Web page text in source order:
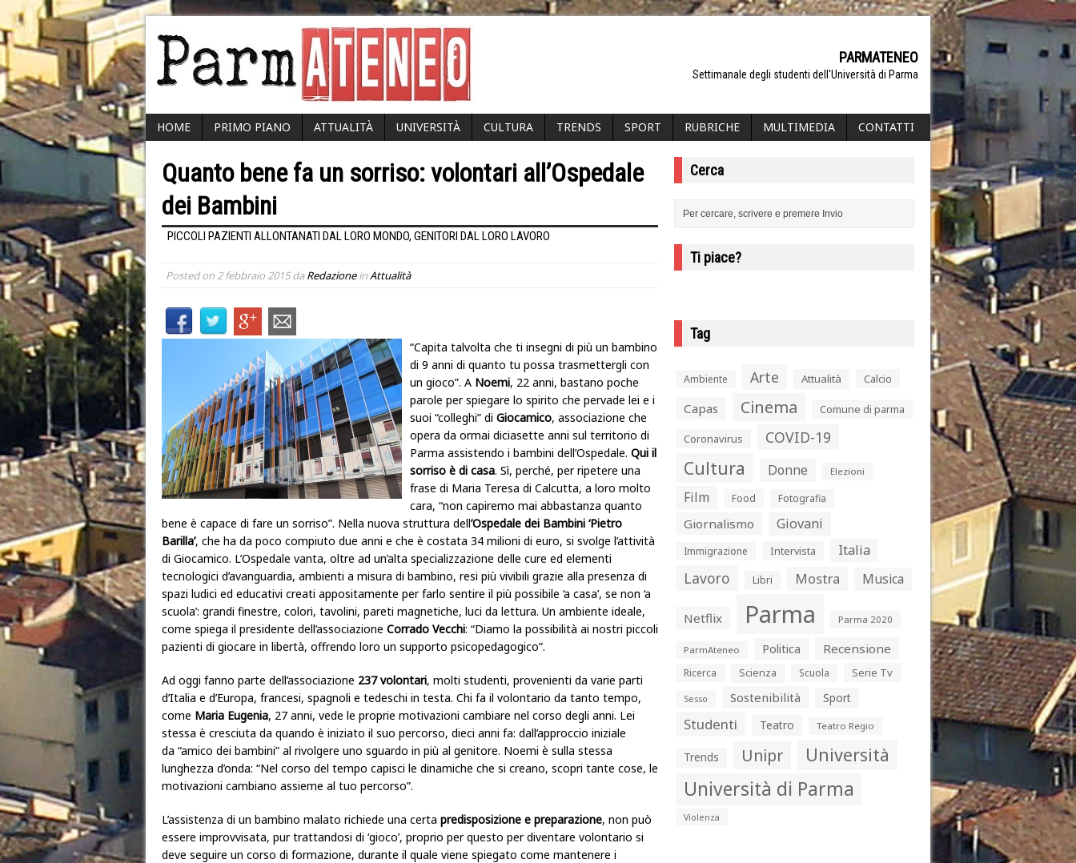
PARMATENEO
Settimanale degli studenti dell'Università di Parma
HOME PRIMO PIANO ATTUALITÀ UNIVERSITÀ CULTURA TRENDS SPORT RUBRICHE MULTIMEDIA CONTATTI
Quanto bene fa un sorriso: volontari all’Ospedale
dei Bambini
PICCOLI PAZIENTI ALLONTANATI DAL LORO MONDO, GENITORI DAL LORO LAVORO
Posted on 2 febbraio 2015daRedazioneinAttualità
“Capita talvolta che ti insegni di più un bambino
di 9 anni di quanto tu possa trasmettergli con
un gioco”. A Noemi, 22 anni, bastano poche
parole per spiegare lo spirito che pervade lei e i
suoi “colleghi” di Giocamico, associazione che
opera da ormai diciasette anni sul territorio di
Parma assistendo i bambini dell’Ospedale. Qui il
sorriso è di casa. Sì, perché, per ripetere una
frase di Maria Teresa di Calcutta, a loro molto
cara, “non capiremo mai abbastanza quanto
bene è capace di fare un sorriso”. Nella nuova struttura dell’Ospedale dei Bambini ‘Pietro
Barilla’, che ha da poco compiuto due anni e che è costata 34 milioni di euro, si svolge l’attività
di Giocamico. L’Ospedale vanta, oltre ad un’alta specializzazione delle cure ed elementi
tecnologici d’avanguardia, ambienti a misura di bambino, resi più vivibili grazie alla presenza di
spazi ludici ed educativi creati appositamente per farlo sentire il più possibile ‘a casa’, se non ‘a
scuola’: grandi finestre, colori, tavolini, pareti magnetiche, luci da lettura. Un ambiente ideale,
come spiega il presidente dell’associazione Corrado Vecchi: “Diamo la possibilità ai nostri piccoli
pazienti di giocare in libertà, offrendo loro un supporto psicopedagogico”.
Ad oggi fanno parte dell’associazione 237 volontari, molti studenti, provenienti da varie parti
d’Italia e d’Europa, francesi, spagnoli e tedeschi in testa. Chi fa il volontario da tanto tempo,
come Maria Eugenia, 27 anni, vede le proprie motivazioni cambiare nel corso degli anni. Lei
stessa è cresciuta da quando è iniziato il suo percorso, dieci anni fa: dall’approccio iniziale
da “amico dei bambini” al rivolgere uno sguardo in più al genitore. Noemi è sulla stessa
lunghezza d’onda: “Nel corso del tempo capisci le dinamiche che si creano, scopri tante cose, le
motivazioni cambiano assieme al tuo percorso”.
L’assistenza di un bambino malato richiede una certa predisposizione e preparazione, non può
essere improvvisata, pur trattandosi di ‘gioco’, proprio per questo per diventare volontario si
deve seguire un corso di formazione, durante il quale viene spiegato come mantenere i
Cerca
Ti piace?
Tag
Ambiente Arte Attualità Calcio
Capas Cinema Comune di parma
Coronavirus COVID-19
Cultura Donne Elezioni
Film Food Fotografia
Giornalismo Giovani
Immigrazione Intervista Italia
Lavoro Libri Mostra Musica
Netflix Parma Parma 2020
ParmAteneo Politica Recensione
Ricerca Scienza Scuola Serie Tv
Sesso Sostenibilità Sport
Studenti Teatro Teatro Regio
Trends Unipr Università
Università di Parma
Violenza